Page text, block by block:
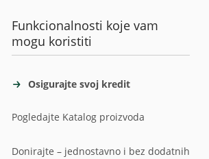
Funkcionalnosti koje vam
mogu koristiti
Osigurajte svoj kredit
Pogledajte Katalog proizvoda
Donirajte – jednostavno i bez dodatnih